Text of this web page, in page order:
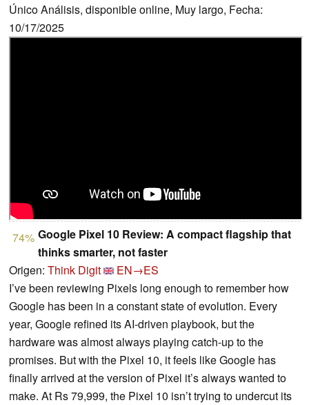
Único Análisis, disponible online, Muy largo, Fecha:
10/17/2025
74% Google Pixel 10 Review: A compact flagship that
thinks smarter, not faster
Origen: Think Digit
EN→ES
I’ve been reviewing Pixels long enough to remember how
Google has been in a constant state of evolution. Every
year, Google refined its AI-driven playbook, but the
hardware was almost always playing catch-up to the
promises. But with the Pixel 10, it feels like Google has
finally arrived at the version of Pixel it’s always wanted to
make. At Rs 79,999, the Pixel 10 isn’t trying to undercut its